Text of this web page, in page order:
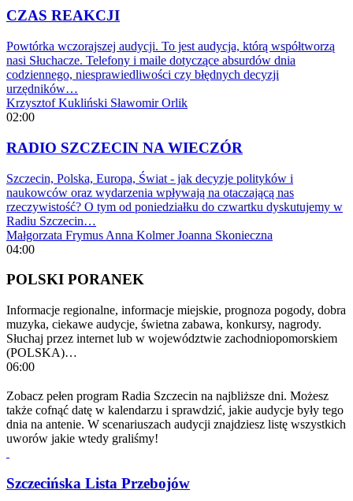
CZAS REAKCJI
Powtórka wczorajszej audycji. To jest audycja, którą współtworzą
nasi Słuchacze. Telefony i maile dotyczące absurdów dnia
codziennego, niesprawiedliwości czy błędnych decyzji
urzędników…
Krzysztof Kukliński Sławomir Orlik
02:00
RADIO SZCZECIN NA WIECZÓR
Szczecin, Polska, Europa, Świat - jak decyzje polityków i
naukowców oraz wydarzenia wpływają na otaczającą nas
rzeczywistość? O tym od poniedziałku do czwartku dyskutujemy w
Radiu Szczecin…
Małgorzata Frymus Anna Kolmer Joanna Skonieczna
04:00
POLSKI PORANEK
Informacje regionalne, informacje miejskie, prognoza pogody, dobra
muzyka, ciekawe audycje, świetna zabawa, konkursy, nagrody.
Słuchaj przez internet lub w województwie zachodniopomorskiem
(POLSKA)…
06:00
Zobacz pełen program Radia Szczecin na najbliższe dni. Możesz
także cofnąć datę w kalendarzu i sprawdzić, jakie audycje były tego
dnia na antenie. W scenariuszach audycji znajdziesz listę wszystkich
uworów jakie wtedy graliśmy!
Szczecińska Lista Przebojów